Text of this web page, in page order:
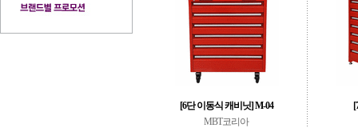
[6단 이동식 캐비닛] M-04
MBT코리아